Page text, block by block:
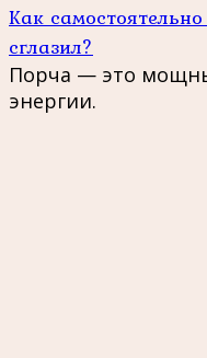
Как
сглазил?
Порча — это
энергии.